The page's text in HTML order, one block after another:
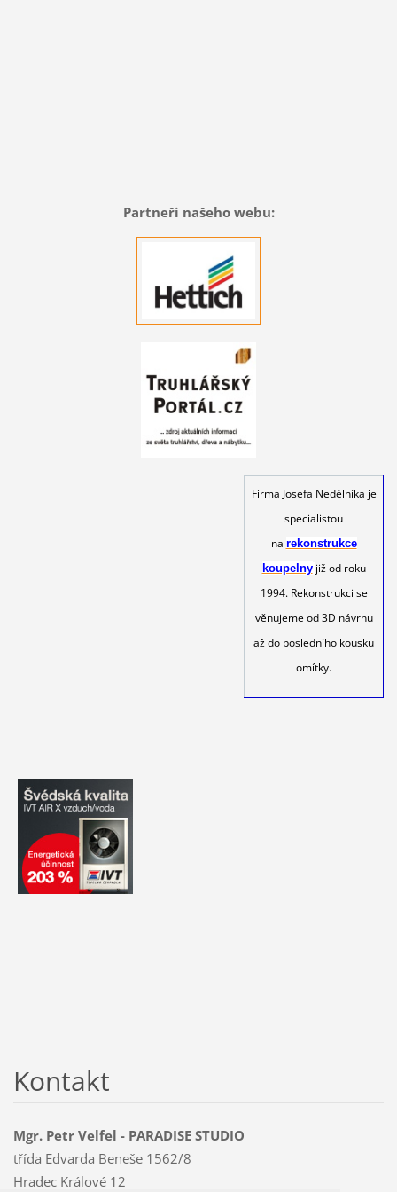
Partneři našeho webu:
Firma Josefa Nedělníka je
specialistou
na rekonstrukce
koupelny již od roku
1994. Rekonstrukci se
věnujeme od 3D návrhu
až do posledního kousku
omítky.
Kontakt
Mgr. Petr Velfel - PARADISE STUDIO
třída Edvarda Beneše 1562/8
Hradec Králové 12